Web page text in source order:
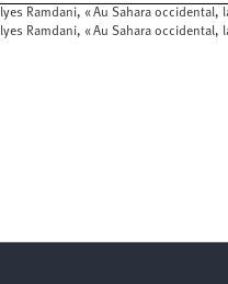
Ilyes Ramdani, « Au Sahara
Ilyes Ramdani, « Au Sahara